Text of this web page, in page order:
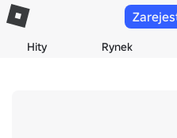
Hity Rynek